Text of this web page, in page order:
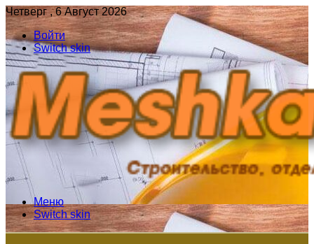
Четверг , 6 Август 2026
Войти
Switch skin
Меню
Switch skin